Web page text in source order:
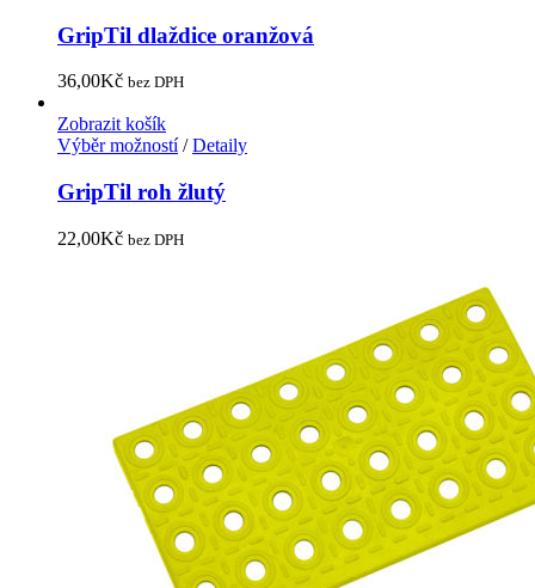
GripTil dlaždice oranžová
36,00Kč bez DPH
Zobrazit košík
Výběr možností/ Detaily
GripTil roh žlutý
22,00Kč bez DPH